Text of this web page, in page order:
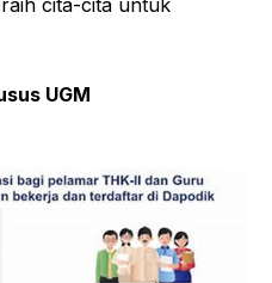
cita-cita untuk
UGM